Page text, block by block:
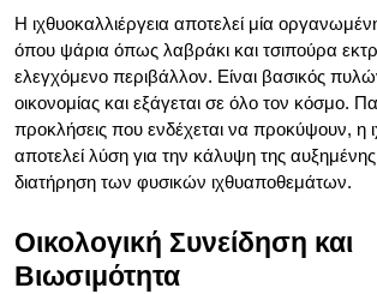
Η ιχθυοκαλλιέργεια αποτελεί μία
όπου ψάρια όπως λαβράκι και τσιπούρα
ελεγχόμενο περιβάλλον. Είναι βασικός
οικονομίας και εξάγεται σε όλο τον κόσμο.
προκλήσεις που ενδέχεται να προκύψουν, η
αποτελεί λύση για την κάλυψη της
διατήρηση των φυσικών ιχθυαποθεμάτων.
Οικολογική Συνείδηση και
Βιωσιμότητα